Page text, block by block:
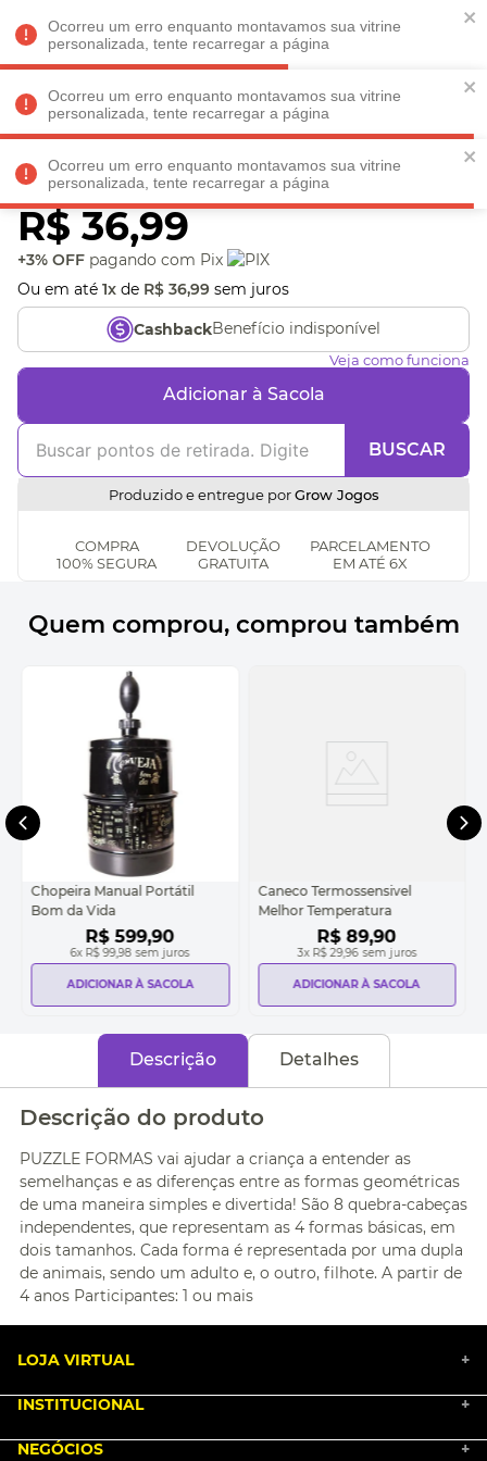
Ocorreu um erro enquanto montavamos sua vitrine
personalizada, tente recarregar a página
Ocorreu um erro enquanto montavamos sua vitrine
personalizada, tente recarregar a página
Ocorreu um erro enquanto montavamos sua vitrine
personalizada, tente recarregar a página
Faltam REGULAMENTO
Veja produtos perto de você! Informe seu CEP
Puzzle Formas
R$ 36,99
+3% OFF pagando com Pix
Ou em até 1x de R$ 36,99 sem juros
CashbackBenefício indisponível
Veja como funciona
Adicionar à Sacola
BUSCAR
Produzido e entregue por Grow Jogos
COMPRA
100% SEGURA
DEVOLUÇÃO
GRATUITA
PARCELAMENTO
EM ATÉ 6X
Quem comprou, comprou também
Chopeira Manual Portátil
Bom da Vida
R$ 599,90
6x R$ 99,98 sem juros
ADICIONAR À SACOLA
Caneco Termossensivel
Melhor Temperatura
R$ 89,90
3x R$ 29,96 sem juros
ADICIONAR À SACOLA
Descrição Detalhes
Descrição do produto
PUZZLE FORMAS vai ajudar a criança a entender as
semelhanças e as diferenças entre as formas geométricas
de uma maneira simples e divertida! São 8 quebra-cabeças
independentes, que representam as 4 formas básicas, em
dois tamanhos. Cada forma é representada por uma dupla
de animais, sendo um adulto e, o outro, filhote. A partir de
4 anos Participantes: 1 ou mais
LOJA VIRTUAL +
INSTITUCIONAL +
NEGÓCIOS +